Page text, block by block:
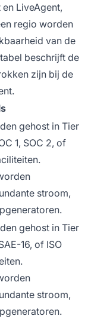
LiveAgent,
regio worden
van de
beschrijft de
zijn bij de
gehost in Tier
1, SOC 2, of
stroom,
gehost in Tier
16, of ISO
stroom,